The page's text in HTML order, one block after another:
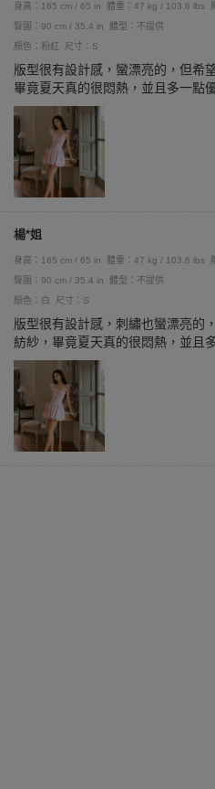
身高：165 cm / 65 in 體重：47 kg / 103.6 lbs
臀圍：90 cm / 35.4 in
體型：不提供
顏色：粉紅
尺寸：S
版型很有設計感，蠻漂亮的，但希
畢竟夏天真的很悶熱，並且多一點
楊*姐
身高：165 cm / 65 in 體重：47 kg / 103.6 lbs
臀圍：90 cm / 35.4 in
體型：不提供
顏色：白
尺寸：S
版型很有設計感，刺繡也蠻漂亮的
紡紗，畢竟夏天真的很悶熱，並且